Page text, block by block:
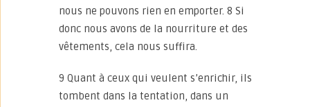
nous ne pouvons rien en emporter. 8 Si
donc nous avons de la nourriture et des
vêtements, cela nous suffira.
9 Quant à ceux qui veulent s’enrichir, ils
tombent dans la tentation, dans un